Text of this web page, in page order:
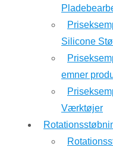
Silicone
emner
Værktøjer